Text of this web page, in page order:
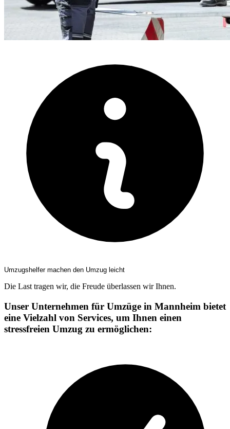
Umzugshelfer machen den Umzug leicht
Die Last tragen wir, die Freude überlassen wir Ihnen.
Unser Unternehmen für Umzüge in Mannheim bietet
eine Vielzahl von Services, um Ihnen einen
stressfreien Umzug zu ermöglichen: